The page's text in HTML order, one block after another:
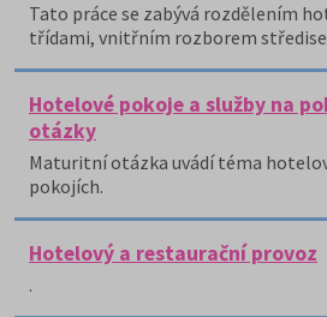
Tato práce se zabývá rozdělením
třídami, vnitřním rozborem
Hotelové pokoje a služby na
otázky
Maturitní otázka uvádí téma
pokojích.
Hotelový a restaurační provoz
.